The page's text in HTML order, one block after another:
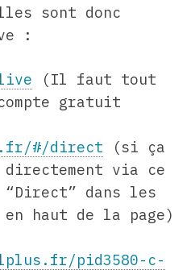
sont donc
:
(Il faut tout
gratuit
#/direct (si ça
via ce
dans les
en haut de la page)
pid3580-c-